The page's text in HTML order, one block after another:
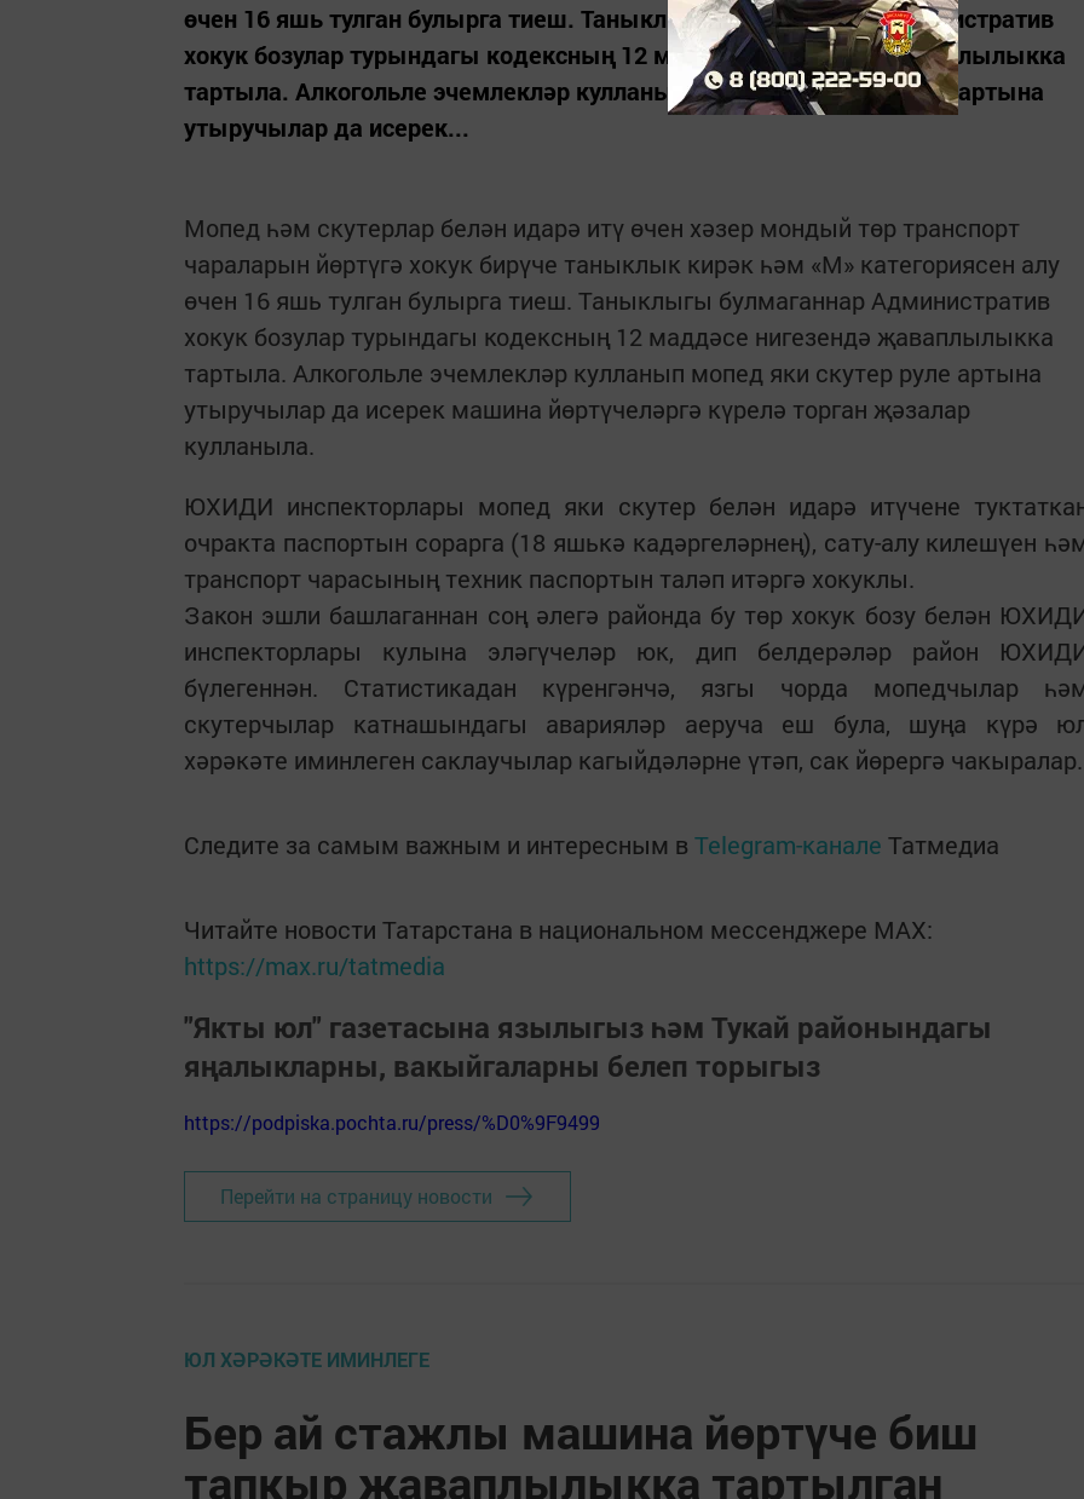
өчен 16 яшь тулган булырга тиеш. Таныклыгы булмаганнар Административ
хокук бозулар турындагы кодексның 12 маддәсе нигезендә җаваплылыкка
тартыла. Алкогольле эчемлекләр кулланып мопед яки скутер руле артына
утыручылар да исерек...
Мопед һәм скутерлар белән идарә итү өчен хәзер мондый төр транспорт
чараларын йөртүгә хокук бирүче таныклык кирәк һәм «М» категориясен алу
өчен 16 яшь тулган булырга тиеш. Таныклыгы булмаганнар Административ
хокук бозулар турындагы кодексның 12 маддәсе нигезендә җаваплылыкка
тартыла. Алкогольле эчемлекләр кулланып мопед яки скутер руле артына
утыручылар да исерек машина йөртүчеләргә күрелә торган җәзалар
кулланыла.
ЮХИДИ инспекторлары мопед яки скутер белән идарә итүчене
очракта паспортын сорарга (18 яшькә кадәргеләрнең), сату-алу килешүен
транспорт чарасының техник паспортын таләп итәргә хокуклы.
Закон эшли башлаганнан соң әлегә районда бу төр хокук бозу белән
инспекторлары кулына эләгүчеләр юк, дип белдерәләр район
бүлегеннән. Статистикадан күренгәнчә, язгы чорда мопедчылар
скутерчылар катнашындагы аварияләр аеруча еш була, шуңа күрә
хәрәкәте иминлеген саклаучылар кагыйдәләрне үтәп, сак йөрергә чакыралар.
Следите за самым важным и интересным в Telegram-канале Татмедиа
Читайте новости Татарстана в национальном мессенджере MАХ:
https://max.ru/tatmedia
"Якты юл" газетасына язылыгыз һәм Тукай районындагы
яңалыкларны, вакыйгаларны белеп торыгыз
https://podpiska.pochta.ru/press/%D0%9F9499
Перейти на страницу новости
ЮЛ ХӘРӘКӘТЕ ИМИНЛЕГЕ
Бер ай стажлы машина йөртүче биш
тапкыр җаваплылыкка тартылган